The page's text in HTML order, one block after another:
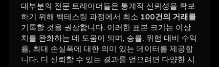
대부분의 전문 트레이더들은 통계적 신뢰성을 확보
하기 위해 백테스팅 과정에서 최소 100건의 거래를
기록할 것을 권장합니다. 이러한 표본 크기는 이상
치를 완화하는 데 도움이 되며, 승률, 위험 대비 수익
률, 최대 손실폭에 대한 의미 있는 데이터를 제공합
니다. 더 신뢰할 수 있는 결과를 얻으려면 다양한 시